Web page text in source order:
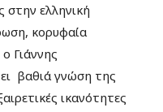
ελληνική
κορυφαία
Γιάννης
βαθιά γνώση της
ικανότητες